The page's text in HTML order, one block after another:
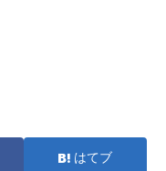
はてブ